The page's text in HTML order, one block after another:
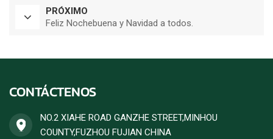
PRÓXIMO
Feliz Nochebuena y Navidad a todos.
CONTÁCTENOS
NO.2 XIAHE ROAD GANZHE STREET,MINHOU
COUNTY,FUZHOU FUJIAN CHINA